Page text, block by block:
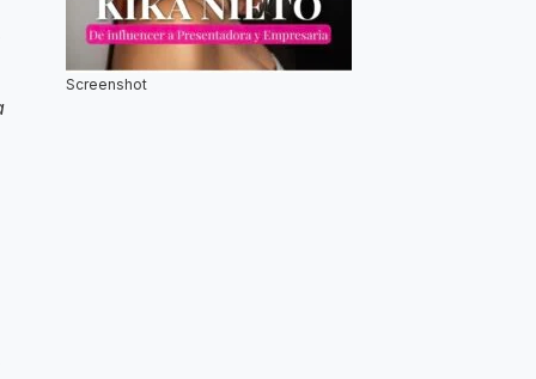
Screenshot